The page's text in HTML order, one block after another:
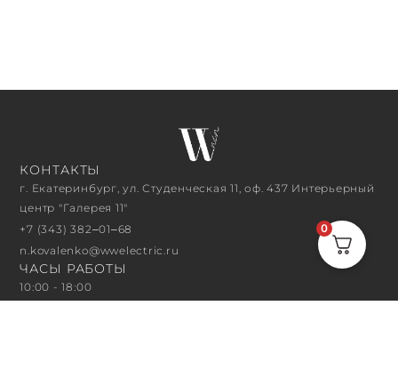
КОНТАКТЫ
г. Екатеринбург, ул. Студенческая 11, оф. 437 Интерьерный
центр "Галерея 11"
+7 (343) 382‒01‒68
n.kovalenko@wwelectric.ru
ЧАСЫ РАБОТЫ
10:00 - 18:00
ПОДПИСАТЬСЯ НА РАССЫЛКУ
0